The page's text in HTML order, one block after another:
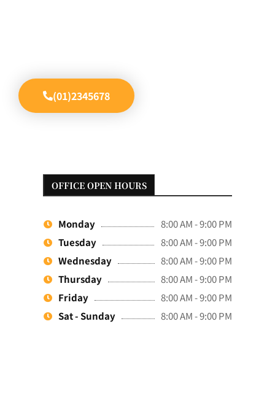
(01)2345678
OFFICE OPEN HOURS
Monday
8:00 AM - 9:00 PM
Tuesday
8:00 AM - 9:00 PM
Wednesday
8:00 AM - 9:00 PM
Thursday
8:00 AM - 9:00 PM
Friday
8:00 AM - 9:00 PM
Sat - Sunday
8:00 AM - 9:00 PM